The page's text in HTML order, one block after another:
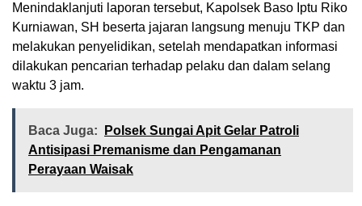
Menindaklanjuti laporan tersebut, Kapolsek Baso Iptu Riko
Kurniawan, SH beserta jajaran langsung menuju TKP dan
melakukan penyelidikan, setelah mendapatkan informasi
dilakukan pencarian terhadap pelaku dan dalam selang
waktu 3 jam.
Baca Juga:
Polsek Sungai Apit Gelar Patroli
Antisipasi Premanisme dan Pengamanan
Perayaan Waisak